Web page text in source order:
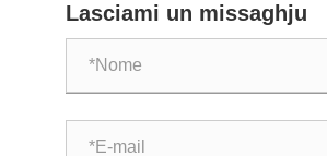
Lasciami un missaghju